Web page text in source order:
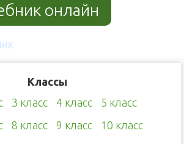
онлайн
Классы
3 класс 4 класс
5 класс
8 класс 9 класс
10 класс